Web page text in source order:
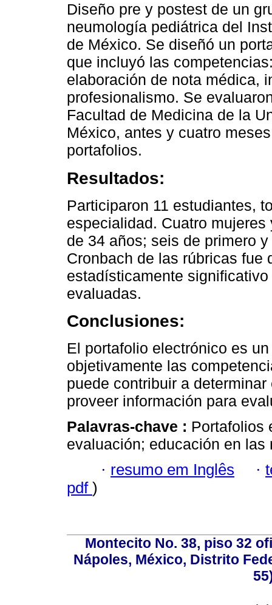
Diseño pre y postest de un
neumología pediátrica del
de México. Se diseñó un
que incluyó las
elaboración de nota médica,
profesionalismo. Se
Facultad de Medicina de la
México, antes y cuatro
portafolios.
Resultados:
Participaron 11 estudiantes,
especialidad. Cuatro
de 34 años; seis de primero
Cronbach de las rúbricas fue
estadísticamente
evaluadas.
Conclusiones:
El portafolio electrónico es
objetivamente las
puede contribuir a
proveer información para
Palavras-chave : Portafolios
evaluación; educación en las
· resumo em Inglês ·
pdf )
Montecito No. 38, piso 32
Nápoles, México, Distrito